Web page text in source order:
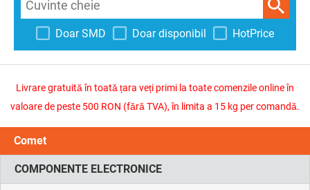
Doar SMD Doar disponibil HotPrice
Livrare gratuită în toată țara veți primi la toate comenzile online în
valoare de peste 500 RON (fără TVA), în limita a 15 kg per comandă.
Comet
COMPONENTE ELECTRONICE